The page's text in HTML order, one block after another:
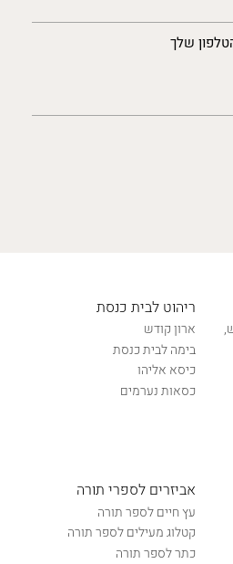
שלך
(חובה)
ריהוט לבית כנסת
ארון קודש
בימה לבית כנסת
כיסא אליהו
כסאות נערמים
אביזרים לספרי תורה
עץ חיים לספר תורה
קטלוג מעילים לספר תורה
כתר לספר תורה